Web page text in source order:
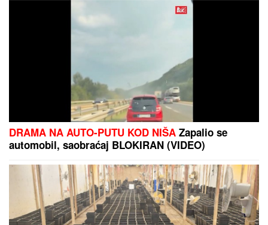
POLICAJCI UPALI U KUĆU U SMEDEREVU, PA
OSTALI U ŠOKUPronašli gomilu predmeta, a kada
su ugledali OVO odmah je usledilo hapšenje